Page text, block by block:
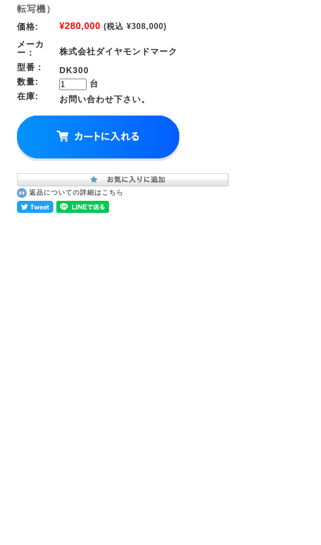
転写機）
価格: ¥280,000 (税込 ¥308,000)
メーカ
ー：
株式会社ダイヤモンドマーク
型番：
DK300
数量:
台
在庫:
お問い合わせ下さい。
返品についての詳細はこちら